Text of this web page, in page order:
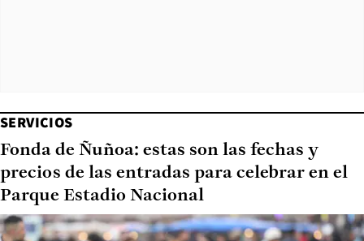
SERVICIOS
Fonda de Ñuñoa: estas son las fechas y
precios de las entradas para celebrar en el
Parque Estadio Nacional